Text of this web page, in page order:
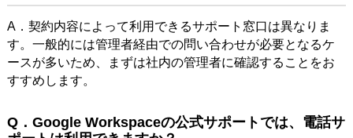
A．契約内容によって利用できるサポート窓口は異なりま
す。一般的には管理者経由での問い合わせが必要となるケ
ースが多いため、まずは社内の管理者に確認することをお
すすめします。
Q．Google Workspaceの公式サポートでは、電話サ